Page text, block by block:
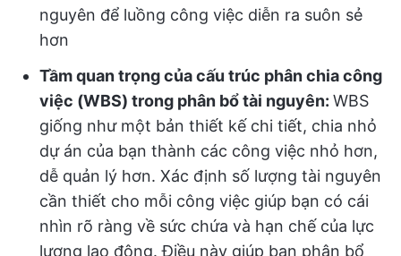
nguyên để luồng công việc diễn ra suôn sẻ
hơn
Tầm quan trọng của cấu trúc phân chia công
việc (WBS) trong phân bổ tài nguyên: WBS
giống như một bản thiết kế chi tiết, chia nhỏ
dự án của bạn thành các công việc nhỏ hơn,
dễ quản lý hơn. Xác định số lượng tài nguyên
cần thiết cho mỗi công việc giúp bạn có cái
nhìn rõ ràng về sức chứa và hạn chế của lực
lượng lao động. Điều này giúp bạn phân bổ